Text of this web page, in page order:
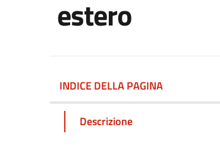
estero
INDICE DELLA PAGINA
Descrizione